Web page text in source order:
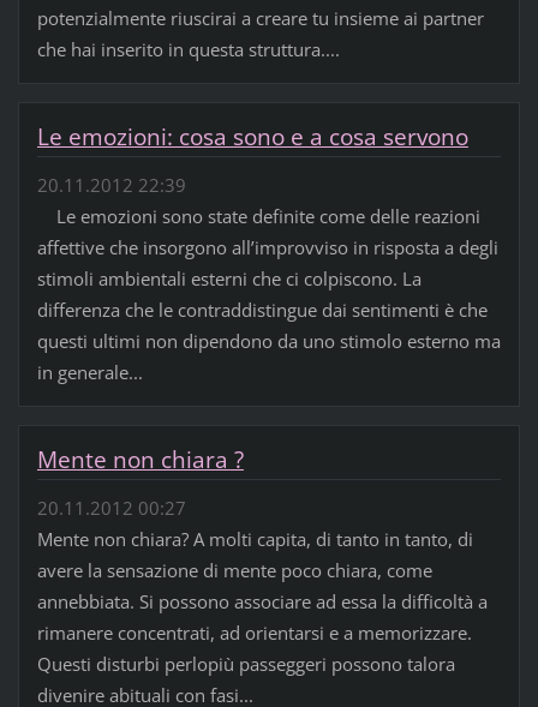
potenzialmente riuscirai a creare tu insieme ai partner
che hai inserito in questa struttura....
Le emozioni: cosa sono e a cosa servono
20.11.2012 22:39
Le emozioni sono state definite come delle reazioni
affettive che insorgono all’improvviso in risposta a degli
stimoli ambientali esterni che ci colpiscono. La
differenza che le contraddistingue dai sentimenti è che
questi ultimi non dipendono da uno stimolo esterno ma
in generale...
Mente non chiara ?
20.11.2012 00:27
Mente non chiara? A molti capita, di tanto in tanto, di
avere la sensazione di mente poco chiara, come
annebbiata. Si possono associare ad essa la difficoltà a
rimanere concentrati, ad orientarsi e a memorizzare.
Questi disturbi perlopiù passeggeri possono talora
divenire abituali con fasi...